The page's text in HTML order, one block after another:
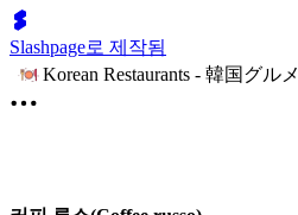
Slashpage로 제작됨
Korean Restaurants - 韓国グルメ